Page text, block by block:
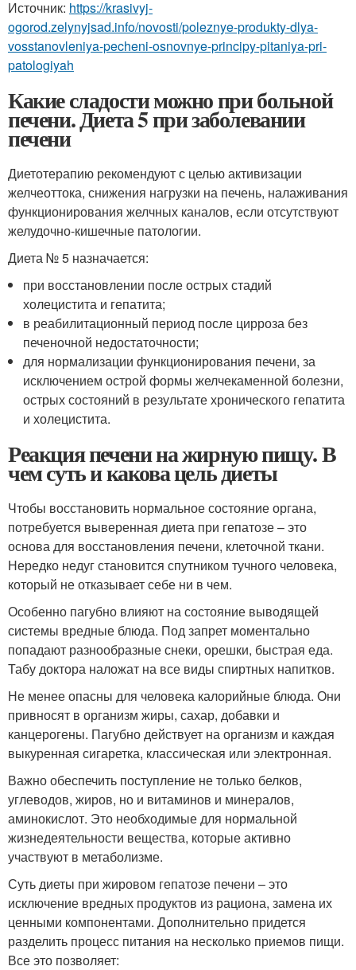
Источник: https://krasivyj-
ogorod.zelynyjsad.info/novosti/poleznye-produkty-dlya-
vosstanovleniya-pecheni-osnovnye-principy-pitaniya-pri-
patologiyah
Какие сладости можно при больной
печени. Диета 5 при заболевании
печени
Диетотерапию рекомендуют с целью активизации
желчеоттока, снижения нагрузки на печень, налаживания
функционирования желчных каналов, если отсутствуют
желудочно-кишечные патологии.
Диета № 5 назначается:
при восстановлении после острых стадий
холецистита и гепатита;
в реабилитационный период после цирроза без
печеночной недостаточности;
для нормализации функционирования печени, за
исключением острой формы желчекаменной болезни,
острых состояний в результате хронического гепатита
и холецистита.
Реакция печени на жирную пищу. В
чем суть и какова цель диеты
Чтобы восстановить нормальное состояние органа,
потребуется выверенная диета при гепатозе – это
основа для восстановления печени, клеточной ткани.
Нередко недуг становится спутником тучного человека,
который не отказывает себе ни в чем.
Особенно пагубно влияют на состояние выводящей
системы вредные блюда. Под запрет моментально
попадают разнообразные снеки, орешки, быстрая еда.
Табу доктора наложат на все виды спиртных напитков.
Не менее опасны для человека калорийные блюда. Они
привносят в организм жиры, сахар, добавки и
канцерогены. Пагубно действует на организм и каждая
выкуренная сигаретка, классическая или электронная.
Важно обеспечить поступление не только белков,
углеводов, жиров, но и витаминов и минералов,
аминокислот. Это необходимые для нормальной
жизнедеятельности вещества, которые активно
участвуют в метаболизме.
Суть диеты при жировом гепатозе печени – это
исключение вредных продуктов из рациона, замена их
ценными компонентами. Дополнительно придется
разделить процесс питания на несколько приемов пищи.
Все это позволяет: